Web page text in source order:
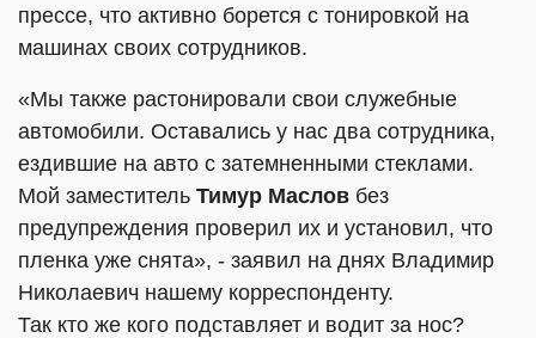
прессе, что активно борется с тонировкой на
машинах своих сотрудников.
«Мы также растонировали свои служебные
автомобили. Оставались у нас два сотрудника,
ездившие на авто с затемненными стеклами.
Мой заместитель Тимур Маслов без
предупреждения проверил их и установил, что
пленка уже снята», - заявил на днях Владимир
Николаевич нашему корреспонденту.
Так кто же кого подставляет и водит за нос?